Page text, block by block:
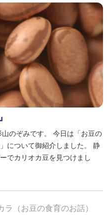
のぞみです。 今日は「お豆の
について御紹介しました。 静
でカリオカ豆を見つけまし
ラ（お豆の食育のお話）